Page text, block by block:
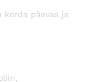
päevas ja